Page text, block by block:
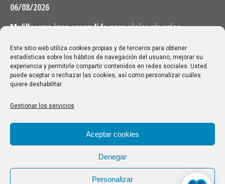
Este sitio web utiliza cookies propias y de terceros para obtener
estadísticas sobre los hábitos de navegación del usuario, mejorar su
experiencia y permitirle compartir contenidos en redes sociales. Usted
puede aceptar o rechazar las cookies, así como personalizar cuáles
quiere deshabilitar.
Gestionar los servicios
Aceptar cookies
Denegar
Personalizar
06/08/2026
Melilla: una joya escondida para viajar sin prisa
28/07/2026
Buscar
Buscar:
Aviso Legal|Política de privacidad|Política de cookies